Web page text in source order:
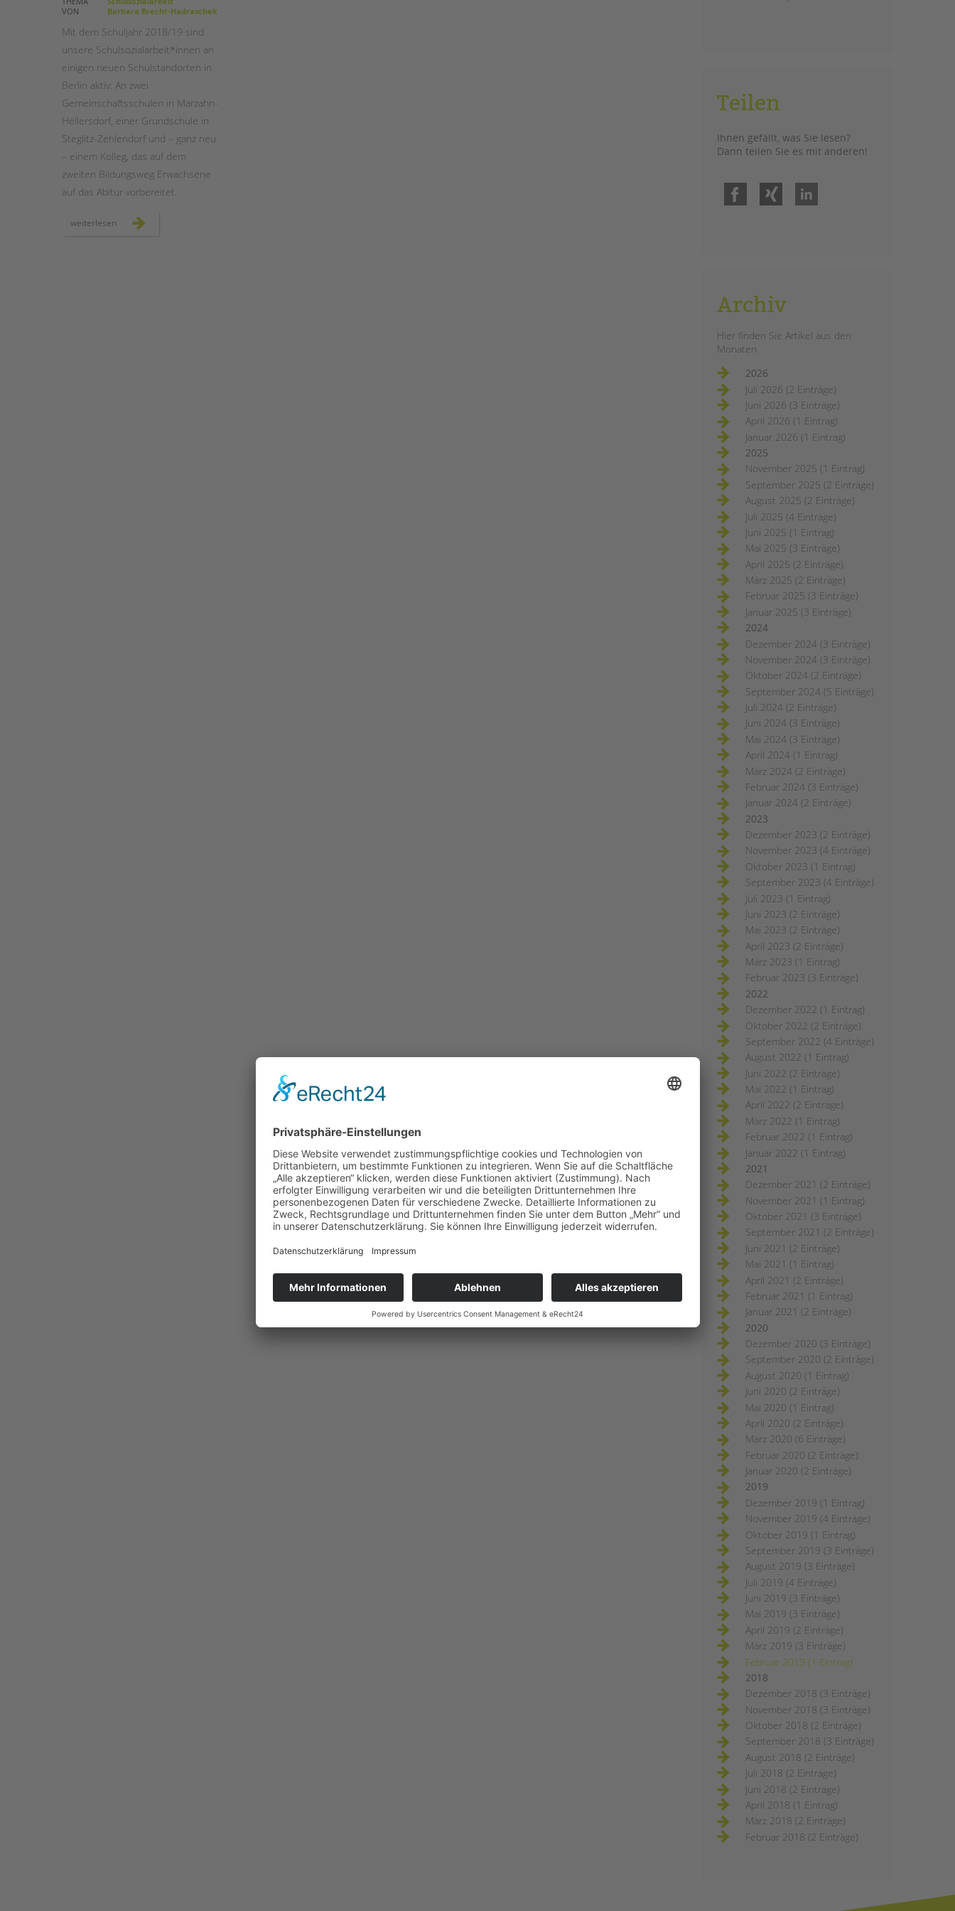
VON
Barbara Brecht-Hadraschek
Mit dem Schuljahr 2018/19 sind
unsere Schulsozialarbeit*innen an
einigen neuen Schulstandorten in
Berlin aktiv: An zwei
Gemeinschaftsschulen in Marzahn-
Hellersdorf, einer Grundschule in
Steglitz-Zehlendorf und – ganz neu
– einem Kolleg, das auf dem
zweiten Bildungsweg Erwachsene
auf das Abitur vorbereitet.
weiterlesen schulsozialarbeit:
Teilen
Ihnen gefällt, was Sie lesen?
Dann teilen Sie es mit anderen!
Facebook
Archiv
Hier finden Sie Artikel aus den
Monaten
2026
Juli 2026 (2 Einträge)
Juni 2026 (3 Einträge)
April 2026 (1 Eintrag)
Januar 2026 (1 Eintrag)
2025
November 2025 (1 Eintrag)
September 2025 (2 Einträge)
August 2025 (2 Einträge)
Juli 2025 (4 Einträge)
Juni 2025 (1 Eintrag)
Mai 2025 (3 Einträge)
April 2025 (2 Einträge)
März 2025 (2 Einträge)
Februar 2025 (3 Einträge)
Januar 2025 (3 Einträge)
2024
Dezember 2024 (3 Einträge)
November 2024 (3 Einträge)
Oktober 2024 (2 Einträge)
September 2024 (5 Einträge)
Juli 2024 (2 Einträge)
Juni 2024 (3 Einträge)
Mai 2024 (3 Einträge)
April 2024 (1 Eintrag)
März 2024 (2 Einträge)
Februar 2024 (3 Einträge)
Januar 2024 (2 Einträge)
2023
Dezember 2023 (2 Einträge)
November 2023 (4 Einträge)
Oktober 2023 (1 Eintrag)
September 2023 (4 Einträge)
Juli 2023 (1 Eintrag)
Juni 2023 (2 Einträge)
Mai 2023 (2 Einträge)
April 2023 (2 Einträge)
März 2023 (1 Eintrag)
Februar 2023 (3 Einträge)
2022
Dezember 2022 (1 Eintrag)
Oktober 2022 (2 Einträge)
September 2022 (4 Einträge)
August 2022 (1 Eintrag)
Juni 2022 (2 Einträge)
Mai 2022 (1 Eintrag)
April 2022 (2 Einträge)
März 2022 (1 Eintrag)
Februar 2022 (1 Eintrag)
Januar 2022 (1 Eintrag)
2021
Dezember 2021 (2 Einträge)
November 2021 (1 Eintrag)
Oktober 2021 (3 Einträge)
September 2021 (2 Einträge)
Juni 2021 (2 Einträge)
Mai 2021 (1 Eintrag)
April 2021 (2 Einträge)
Februar 2021 (1 Eintrag)
Januar 2021 (2 Einträge)
2020
Dezember 2020 (3 Einträge)
September 2020 (2 Einträge)
August 2020 (1 Eintrag)
Juni 2020 (2 Einträge)
Mai 2020 (1 Eintrag)
April 2020 (2 Einträge)
März 2020 (6 Einträge)
Februar 2020 (2 Einträge)
Januar 2020 (2 Einträge)
2019
Dezember 2019 (1 Eintrag)
November 2019 (4 Einträge)
Oktober 2019 (1 Eintrag)
September 2019 (3 Einträge)
August 2019 (3 Einträge)
Juli 2019 (4 Einträge)
Juni 2019 (3 Einträge)
Mai 2019 (3 Einträge)
April 2019 (2 Einträge)
März 2019 (3 Einträge)
Februar 2019 (1 Eintrag)
2018
Dezember 2018 (3 Einträge)
November 2018 (3 Einträge)
Oktober 2018 (2 Einträge)
September 2018 (3 Einträge)
August 2018 (2 Einträge)
Juli 2018 (2 Einträge)
Juni 2018 (2 Einträge)
April 2018 (1 Eintrag)
März 2018 (2 Einträge)
Februar 2018 (2 Einträge)